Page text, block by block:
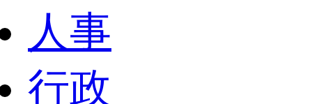
人事
行政